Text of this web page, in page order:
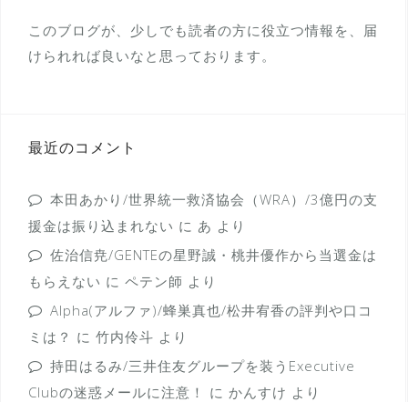
このブログが、少しでも読者の方に役立つ情報を、届
けられれば良いなと思っております。
最近のコメント
本田あかり/世界統一救済協会（WRA）/3億円の支
援金は振り込まれない に あ より
佐治信尭/GENTEの星野誠・桃井優作から当選金は
もらえない に ペテン師 より
Alpha(アルファ)/蜂巣真也/松井宥香の評判や口コ
ミは？ に 竹内伶斗 より
持田はるみ/三井住友グループを装うExecutive
Clubの迷惑メールに注意！
に かんすけ より